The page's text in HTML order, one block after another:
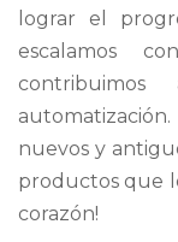
lograr el
escalamos
nuevos y
productos que
corazón!